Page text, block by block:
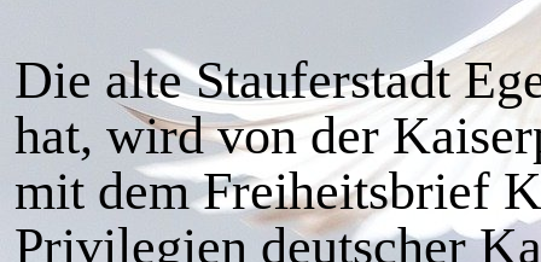
Die alte Stauferstadt
hat, wird von der
mit dem Freiheitsbrief
Privilegien deutscher